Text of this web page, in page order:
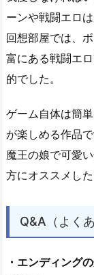
ーンや戦闘エロは
回想部屋では、
富にある戦闘エ
的でした。
ゲーム自体は簡
が楽しめる作品で
魔王の娘で可愛
方にオススメした
Q&A（よく
・エンディング